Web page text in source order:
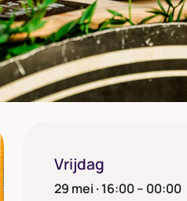
Vrijdag
29 mei · 16:00 – 00:00